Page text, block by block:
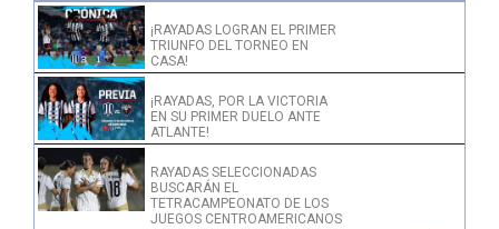
¡RAYADAS LOGRAN EL PRIMER
TRIUNFO DEL TORNEO EN
CASA!
¡RAYADAS, POR LA VICTORIA
EN SU PRIMER DUELO ANTE
ATLANTE!
RAYADAS SELECCIONADAS
BUSCARÁN EL
TETRACAMPEONATO DE LOS
JUEGOS CENTROAMERICANOS